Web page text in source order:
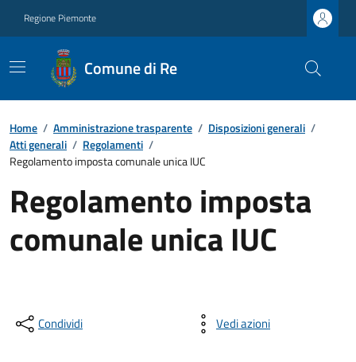
Regione Piemonte
Comune di Re
Home / Amministrazione trasparente / Disposizioni generali /
Atti generali / Regolamenti /
Regolamento imposta comunale unica IUC
Regolamento imposta
comunale unica IUC
Condividi Vedi azioni